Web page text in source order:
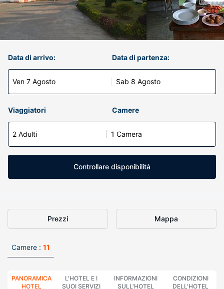
Data di arrivo:
Ven 7 Agosto
Data di partenza:
Sab 8 Agosto
Viaggiatori Camere
2 Adulti 1 Camera
Controllare disponibilità
Prezzi Mappa
Camere : 11
PANORAMICA
HOTEL
L'HOTEL E I
SUOI SERVIZI
INFORMAZIONI
SULL'HOTEL
CONDIZIONI
DELL'HOTEL